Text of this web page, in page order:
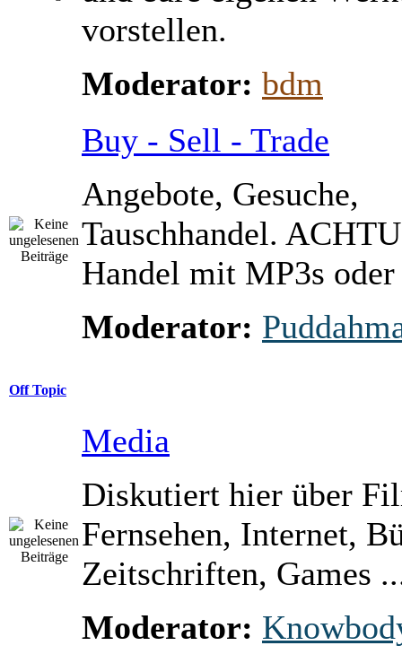
vorstellen.
Moderator: bdm
Buy - Sell - Trade
Angebote, Gesuche,
Tauschhandel.
Handel mit MP3s
Moderator:
Off Topic
Media
Diskutiert hier über
Fernsehen, Internet,
Zeitschriften, Games
Moderator: